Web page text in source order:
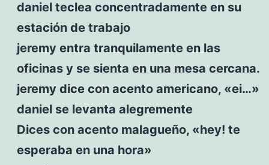
daniel teclea concentradamente en su
estación de trabajo
jeremy entra tranquilamente en las
oficinas y se sienta en una mesa cercana.
jeremy dice con acento americano, «ei…»
daniel se levanta alegremente
Dices con acento malagueño, «hey! te
esperaba en una hora»